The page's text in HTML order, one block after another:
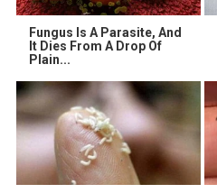
Fungus Is A Parasite, And
It Dies From A Drop Of
Plain...